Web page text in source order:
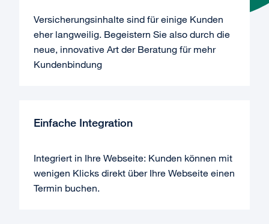
Versicherungsinhalte sind für einige Kunden
eher langweilig. Begeistern Sie also durch die
neue, innovative Art der Beratung für mehr
Kundenbindung
Einfache Integration
Integriert in Ihre Webseite: Kunden können mit
wenigen Klicks direkt über Ihre Webseite einen
Termin buchen.